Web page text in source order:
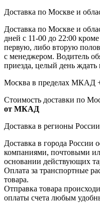
Доставка по Москве и
Доставка по Москве и
дней с 11-00 до 22:00
первую, либо вторую
с менеджером. Водитель
приезда, целый день
Москва в пределах МКАД
Стоимость доставки по
от МКАД
Доставка в регионы России
Доставка в города России
компаниями, почтовыми
основании действующих
Оплата за транспортные
товара.
Отправка товара
оплаты счета любым